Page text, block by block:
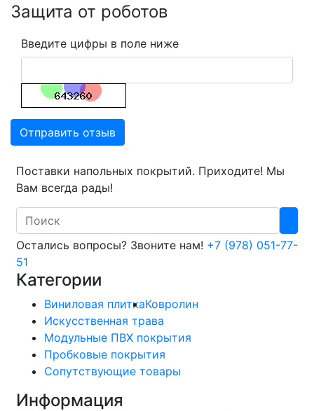
Защита от роботов
Введите цифры в поле ниже
Отправить отзыв
Поставки напольных покрытий. Приходите! Мы
Вам всегда рады!
Search
Остались вопросы? Звоните нам! +7 (978) 051-77-
51
Категории
Виниловая плиткаКовролин
Искусственная трава
Модульные ПВХ покрытия
Пробковые покрытия
Сопутствующие товары
Информация